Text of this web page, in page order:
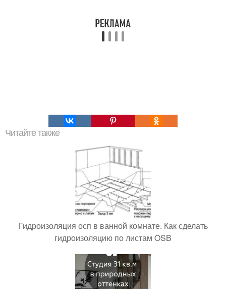
Читайте также
Гидроизоляция осп в ванной комнате. Как сделать
гидроизоляцию по листам OSB